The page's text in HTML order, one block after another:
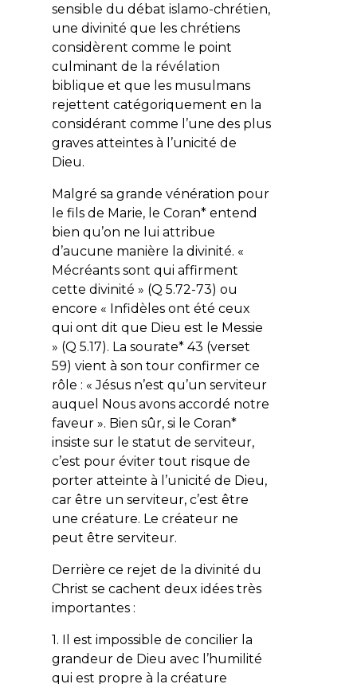
sensible du débat islamo-chrétien,
une divinité que les chrétiens
considèrent comme le point
culminant de la révélation
biblique et que les musulmans
rejettent catégoriquement en la
considérant comme l’une des plus
graves atteintes à l’unicité de
Dieu.
Malgré sa grande vénération pour
le fils de Marie, le Coran* entend
bien qu’on ne lui attribue
d’aucune manière la divinité. «
Mécréants sont qui affirment
cette divinité » (Q 5.72-73) ou
encore « Infidèles ont été ceux
qui ont dit que Dieu est le Messie
» (Q 5.17). La sourate* 43 (verset
59) vient à son tour confirmer ce
rôle : «Jésus n’est qu’un serviteur
auquel Nous avons accordé notre
faveur». Bien sûr, si le Coran*
insiste sur le statut de serviteur,
c’est pour éviter tout risque de
porter atteinte à l’unicité de Dieu,
car être un serviteur, c’est être
une créature. Le créateur ne
peut être serviteur.
Derrière ce rejet de la divinité du
Christ se cachent deux idées très
importantes :
1. Il est impossible de concilier la
grandeur de Dieu avec l’humilité
qui est propre à la créature